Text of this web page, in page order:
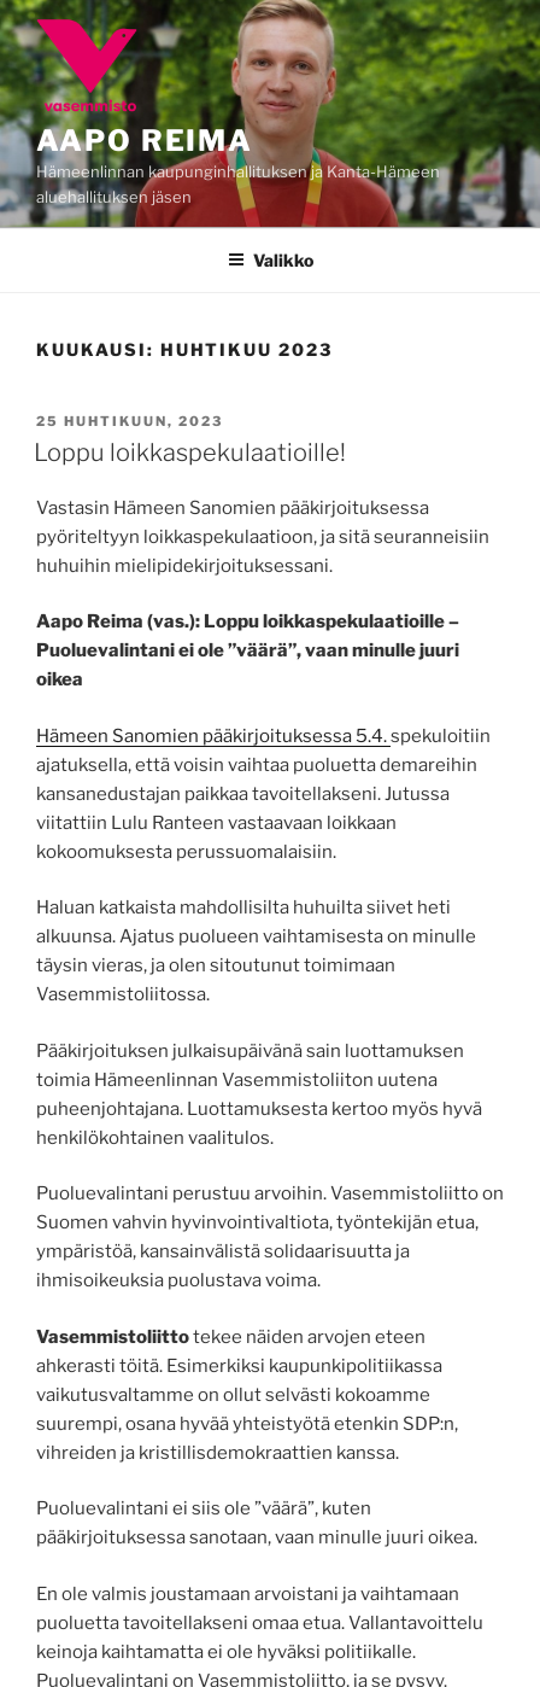
Siirry
sisältöön
AAPO REIMA
Hämeenlinnan kaupunginhallituksen ja Kanta-Hämeen
aluehallituksen jäsen
Valikko
KUUKAUSI: HUHTIKUU 2023
JULKAISTU
25 HUHTIKUUN, 2023
Loppu loikkaspekulaatioille!
Vastasin Hämeen Sanomien pääkirjoituksessa
pyöriteltyyn loikkaspekulaatioon, ja sitä seuranneisiin
huhuihin mielipidekirjoituksessani.
Aapo Reima (vas.): Loppu loikkaspekulaatioille –
Puoluevalintani ei ole ”väärä”, vaan minulle juuri
oikea
Hämeen Sanomien pääkirjoituksessa 5.4.spekuloitiin
ajatuksella, että voisin vaihtaa puoluetta demareihin
kansanedustajan paikkaa tavoitellakseni. Jutussa
viitattiin Lulu Ranteen vastaavaan loikkaan
kokoomuksesta perussuomalaisiin.
Haluan katkaista mahdollisilta huhuilta siivet heti
alkuunsa. Ajatus puolueen vaihtamisesta on minulle
täysin vieras, ja olen sitoutunut toimimaan
Vasemmistoliitossa.
Pääkirjoituksen julkaisupäivänä sain luottamuksen
toimia Hämeenlinnan Vasemmistoliiton uutena
puheenjohtajana. Luottamuksesta kertoo myös hyvä
henkilökohtainen vaalitulos.
Puoluevalintani perustuu arvoihin. Vasemmistoliitto on
Suomen vahvin hyvinvointivaltiota, työntekijän etua,
ympäristöä, kansainvälistä solidaarisuutta ja
ihmisoikeuksia puolustava voima.
Vasemmistoliittotekee näiden arvojen eteen
ahkerasti töitä. Esimerkiksi kaupunkipolitiikassa
vaikutusvaltamme on ollut selvästi kokoamme
suurempi, osana hyvää yhteistyötä etenkin SDP:n,
vihreiden ja kristillisdemokraattien kanssa.
Puoluevalintani ei siis ole ”väärä”, kuten
pääkirjoituksessa sanotaan, vaan minulle juuri oikea.
En ole valmis joustamaan arvoistani ja vaihtamaan
puoluetta tavoitellakseni omaa etua. Vallantavoittelu
keinoja kaihtamatta ei ole hyväksi politiikalle.
Puoluevalintani on Vasemmistoliitto, ja se pysyy.